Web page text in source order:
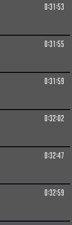
0:31:53
0:31:55
0:31:59
0:32:02
0:32:47
0:32:59